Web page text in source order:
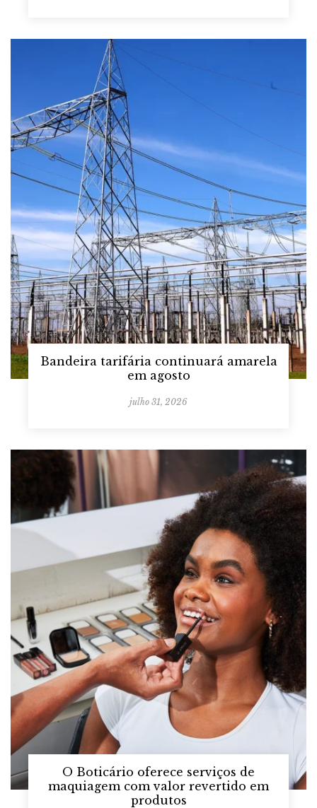
Bandeira tarifária continuará amarela
em agosto
julho 31, 2026
O Boticário oferece serviços de
maquiagem com valor revertido em
produtos